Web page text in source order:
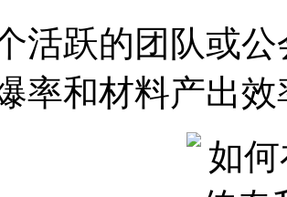
活跃的团队或
率和材料产出效